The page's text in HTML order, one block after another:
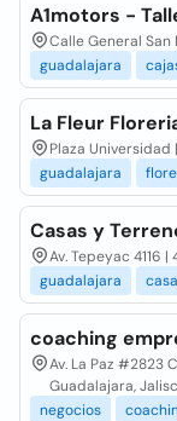
A1motors -
Calle General
guadalajara
La Fleur
Plaza Universidad
guadalajara
Casas y
Av. Tepeyac 4116
guadalajara
coaching
Av. La Paz #2823
Guadalajara,
negocios